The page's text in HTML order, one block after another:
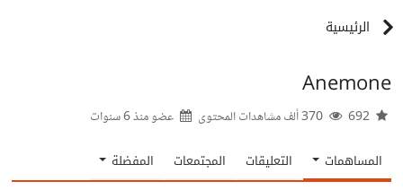
الرئيسية
Anemone
عضو منذ6 سنوات
المساهمات التعليقات المجتمعات المفضلة